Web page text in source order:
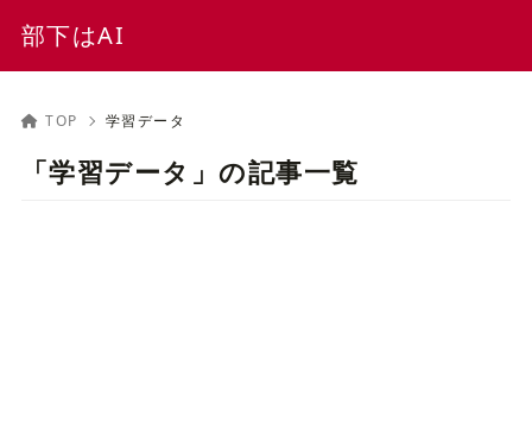
部下はAI
TOP 学習データ
「学習データ」の記事一覧